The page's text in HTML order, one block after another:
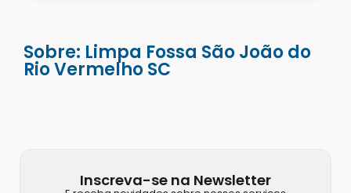
Sobre: Limpa Fossa São João do
Rio Vermelho SC
Inscreva-se na Newsletter